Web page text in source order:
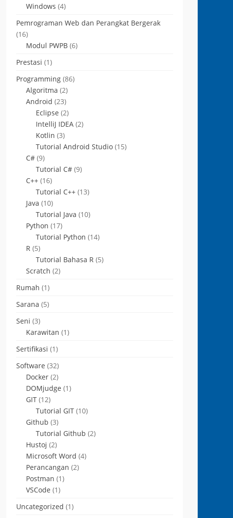
Windows (4)
Pemrograman Web dan Perangkat Bergerak
(16)
Modul PWPB (6)
Prestasi (1)
Programming (86)
Algoritma (2)
Android (23)
Eclipse (2)
IntelliJ IDEA (2)
Kotlin (3)
Tutorial Android Studio (15)
C# (9)
Tutorial C# (9)
C++ (16)
Tutorial C++ (13)
Java (10)
Tutorial Java (10)
Python (17)
Tutorial Python (14)
R (5)
Tutorial Bahasa R (5)
Scratch (2)
Rumah (1)
Sarana (5)
Seni (3)
Karawitan (1)
Sertifikasi (1)
Software (32)
Docker (2)
DOMjudge (1)
GIT (12)
Tutorial GIT (10)
Github (3)
Tutorial Github (2)
Hustoj (2)
Microsoft Word (4)
Perancangan (2)
Postman (1)
VSCode (1)
Uncategorized (1)